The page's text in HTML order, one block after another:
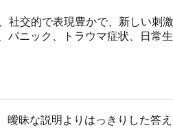
交的で表現豊かで、新しい
ニック、トラウマ症状、日常
、曖昧な説明よりはっきりし